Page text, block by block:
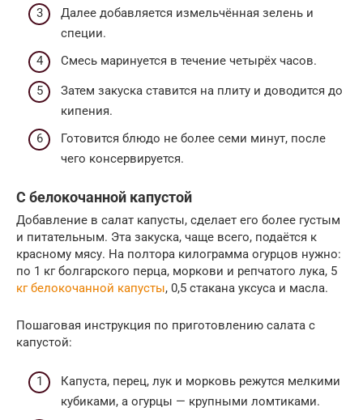
Далее добавляется измельчённая зелень и
специи.
Смесь маринуется в течение четырёх часов.
Затем закуска ставится на плиту и доводится до
кипения.
Готовится блюдо не более семи минут, после
чего консервируется.
С белокочанной капустой
Добавление в салат капусты, сделает его более густым
и питательным. Эта закуска, чаще всего, подаётся к
красному мясу. На полтора килограмма огурцов нужно:
по 1 кг болгарского перца, моркови и репчатого лука, 5
кг белокочанной капусты, 0,5 стакана уксуса и масла.
Пошаговая инструкция по приготовлению салата с
капустой:
Капуста, перец, лук и морковь режутся мелкими
кубиками, а огурцы — крупными ломтиками.